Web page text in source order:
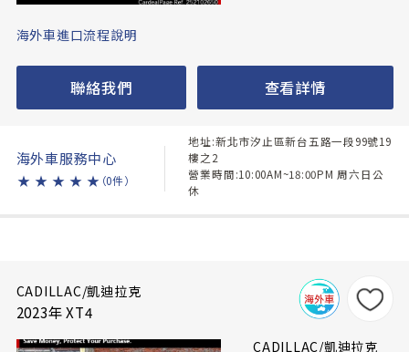
海外車進口流程說明
聯絡我們 查看詳情
海外車服務中心
★ ★ ★ ★ ★ （0件）
地址:新北市汐止區新台五路一段99號19
樓之2
營業時間:10:00AM~18:00PM 周六日公
休
CADILLAC/凱迪拉克
2023年 XT4
CADILLAC/凱迪拉克